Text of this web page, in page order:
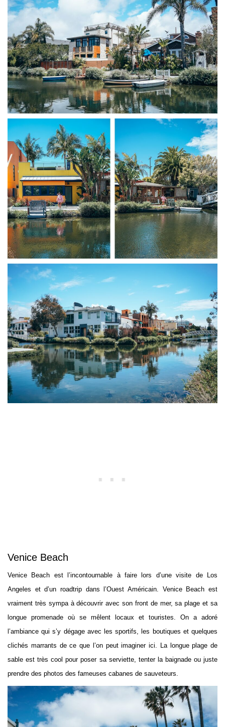
Venice Beach
Venice Beach est l’incontournable à faire lors d’une visite de Los
Angeles et d’un roadtrip dans l’Ouest Américain. Venice Beach est
vraiment très sympa à découvrir avec son front de mer, sa plage et sa
longue promenade où se mêlent locaux et touristes. On a adoré
l’ambiance qui s’y dégage avec les sportifs, les boutiques et quelques
clichés marrants de ce que l’on peut imaginer ici. La longue plage de
sable est très cool pour poser sa serviette, tenter la baignade ou juste
prendre des photos des fameuses cabanes de sauveteurs.